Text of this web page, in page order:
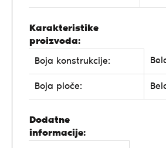
Karakteristike
proizvoda:
Boja konstrukcije:
Boja ploče:
Dodatne
informacije: